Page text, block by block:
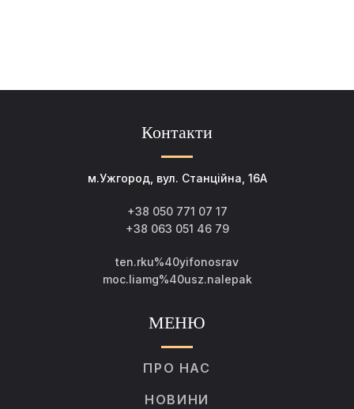
Контакти
м.Ужгород, вул. Станційна, 16А
+38 050 771 07 17
+38 063 051 46 79
ten.rku%40yifonosrav
moc.liamg%40usz.nalepak
МЕНЮ
ПРО НАС
НОВИНИ